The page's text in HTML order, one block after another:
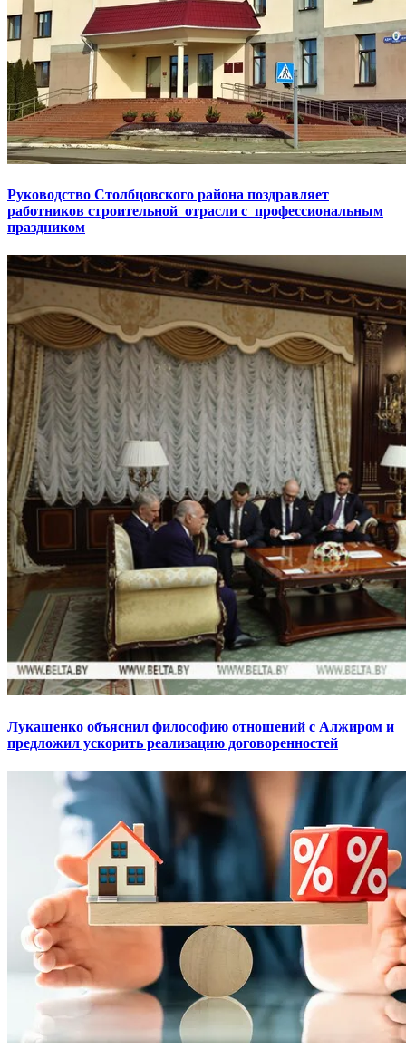
Руководство Столбцовского района поздравляет
работников строительной отрасли с профессиональным
праздником
Лукашенко объяснил философию отношений с Алжиром и
предложил ускорить реализацию договоренностей